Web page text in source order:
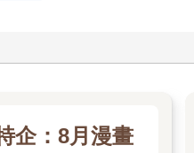
企：8月漫畫